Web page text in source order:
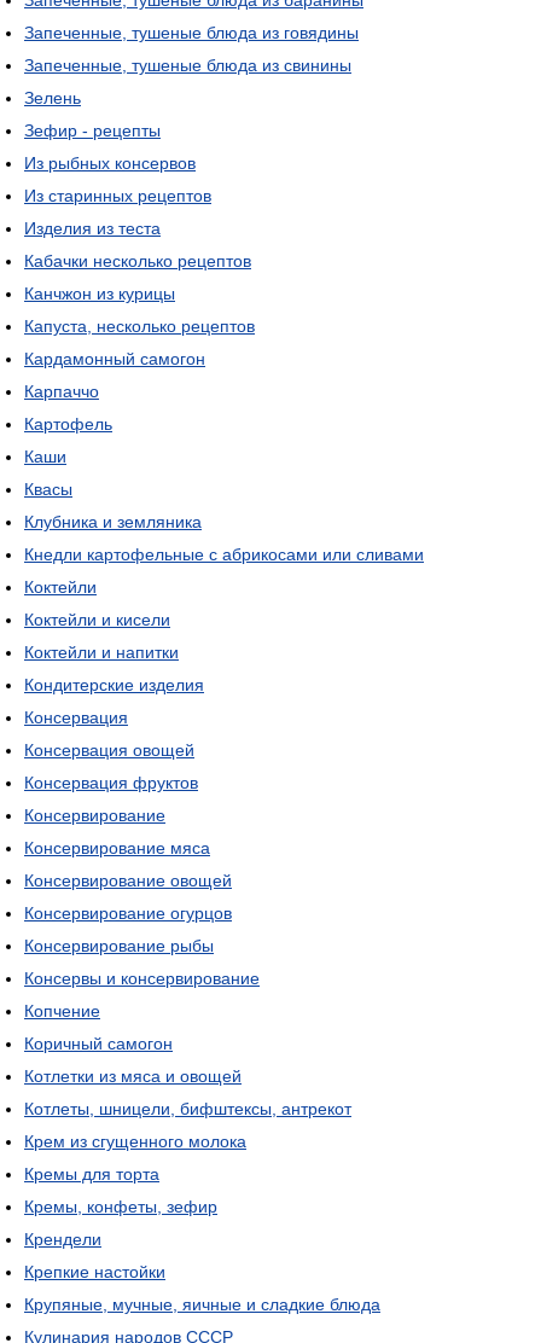
Запеченные, тушеные блюда из говядины
Запеченные, тушеные блюда из свинины
Зелень
Зефир - рецепты
Из рыбных консервов
Из старинных рецептов
Изделия из теста
Кабачки несколько рецептов
Канчжон из курицы
Капуста, несколько рецептов
Кардамонный самогон
Карпаччо
Картофель
Каши
Квасы
Клубника и земляника
Кнедли картофельные с абрикосами или сливами
Коктейли
Коктейли и кисели
Коктейли и напитки
Кондитерские изделия
Консервация
Консервация овощей
Консервация фруктов
Консервирование
Консервирование мяса
Консервирование овощей
Консервирование огурцов
Консервирование рыбы
Консервы и консервирование
Копчение
Коричный самогон
Котлетки из мяса и овощей
Котлеты, шницели, бифштексы, антрекот
Крем из сгущенного молока
Кремы для торта
Кремы, конфеты, зефир
Крендели
Крепкие настойки
Крупяные, мучные, яичные и сладкие блюда
Кулинария народов СССР